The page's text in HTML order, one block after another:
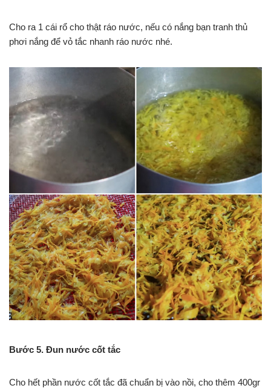
Cho ra 1 cái rổ cho thật ráo nước, nếu có nắng bạn tranh thủ
phơi nắng để vỏ tắc nhanh ráo nước nhé.
Bước 5. Đun nước cốt tắc
Cho hết phần nước cốt tắc đã chuẩn bị vào nồi, cho thêm 400gr